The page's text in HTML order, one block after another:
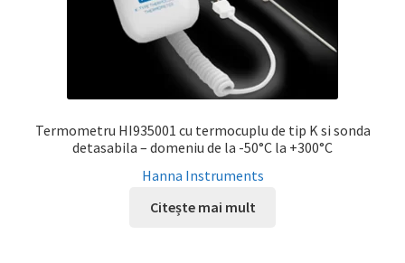
Termometru HI935001 cu termocuplu de tip K si sonda
detasabila – domeniu de la -50°C la +300°C
Hanna Instruments
Citește mai mult